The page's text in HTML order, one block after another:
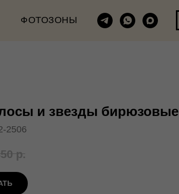
ФОТОЗОНЫ
и звезды бирюзовые
2506
р.